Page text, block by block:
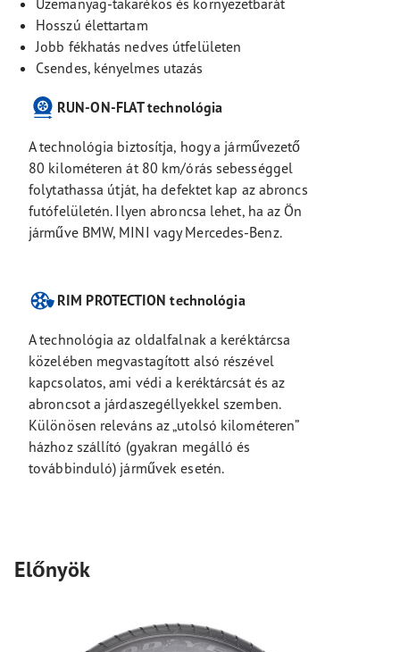
Üzemanyag-takarékos és környezetbarát
Hosszú élettartam
Jobb fékhatás nedves útfelületen
Csendes, kényelmes utazás
RUN-ON-FLAT technológia
A technológia biztosítja, hogy a járművezető
80 kilométeren át 80 km/órás sebességgel
folytathassa útját, ha defektet kap az abroncs
futófelületén. Ilyen abroncsa lehet, ha az Ön
járműve BMW, MINI vagy Mercedes-Benz.
RIM PROTECTION technológia
A technológia az oldalfalnak a keréktárcsa
közelében megvastagított alsó részével
kapcsolatos, ami védi a keréktárcsát és az
abroncsot a járdaszegéllyekkel szemben.
Különösen releváns az „utolsó kilométeren”
házhoz szállító (gyakran megálló és
továbbinduló) járművek esetén.
Előnyök